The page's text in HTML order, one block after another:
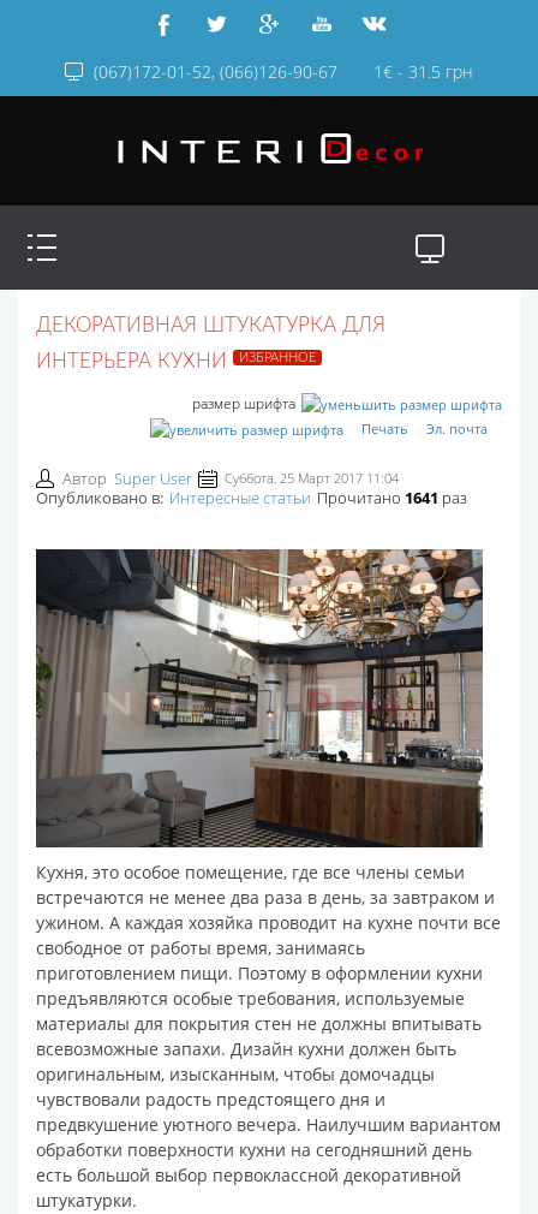
(067)172-01-52, (066)126-90-67 1€ - 31.5 грн
ДЕКОРАТИВНАЯ ШТУКАТУРКА ДЛЯ
ИНТЕРЬЕРА КУХНИ
ИЗБРАННОЕ
размер шрифта
Печать Эл. почта
Автор Super User Суббота, 25 Март 2017 11:04
Опубликовано в: Интересные статьи Прочитано 1641 раз
Кухня, это особое помещение, где все члены семьи
встречаются не менее два раза в день, за завтраком и
ужином. А каждая хозяйка проводит на кухне почти все
свободное от работы время, занимаясь
приготовлением пищи. Поэтому в оформлении кухни
предъявляются особые требования, используемые
материалы для покрытия стен не должны впитывать
всевозможные запахи. Дизайн кухни должен быть
оригинальным, изысканным, чтобы домочадцы
чувствовали радость предстоящего дня и
предвкушение уютного вечера. Наилучшим вариантом
обработки поверхности кухни на сегодняшний день
есть большой выбор первоклассной декоративной
штукатурки.